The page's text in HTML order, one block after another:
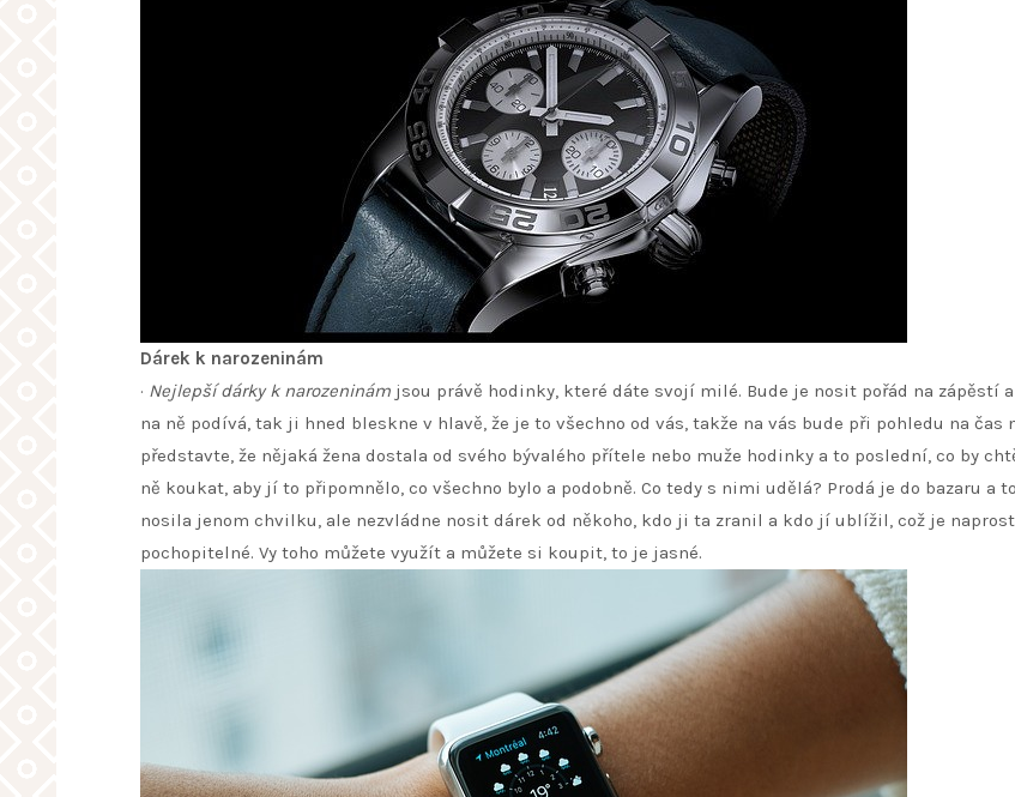
Dárek k narozeninám
· Nejlepší dárky k narozeninám jsou právě hodinky, které dáte svojí milé. Bude je nosit pořád na zápěstí
na ně podívá, tak ji hned bleskne v hlavě, že je to všechno od vás, takže na vás bude při pohledu na čas
představte, že nějaká žena dostala od svého bývalého přítele nebo muže hodinky a to poslední, co by
ně koukat, aby jí to připomnělo, co všechno bylo a podobně. Co tedy s nimi udělá? Prodá je do bazaru a
nosila jenom chvilku, ale nezvládne nosit dárek od někoho, kdo ji ta zranil a kdo jí ublížil, což je
pochopitelné. Vy toho můžete využít a můžete si koupit, to je jasné.